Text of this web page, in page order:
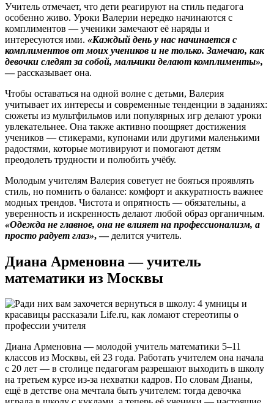
Учитель отмечает, что дети реагируют на стиль педагога
особенно живо. Уроки Валерии нередко начинаются с
комплиментов — ученики замечают её наряды и
интересуются ими. «Каждый день у нас начинается с
комплиментов от моих учеников и не только. Замечаю, как
девочки следят за собой, мальчики делают комплименты»,
—рассказывает она.
Чтобы оставаться на одной волне с детьми, Валерия
учитывает их интересы и современные тенденции в заданиях:
сюжеты из мультфильмов или популярных игр делают уроки
увлекательнее. Она также активно поощряет достижения
учеников — стикерами, купонами или другими маленькими
радостями, которые мотивируют и помогают детям
преодолеть трудности и полюбить учёбу.
Молодым учителям Валерия советует не бояться проявлять
стиль, но помнить о балансе: комфорт и аккуратность важнее
модных трендов. Чистота и опрятность — обязательны, а
уверенность и искренность делают любой образ органичным.
«Одежда не главное, она не влияет на профессионализм, а
просто радует глаз», —делится учитель.
Диана Арменовна — учитель
математики из Москвы
Диана Арменовна — молодой учитель математики 5–11
классов из Москвы, ей 23 года. Работать учителем она начала
с 20 лет — в столице педагогам разрешают выходить в школу
на третьем курсе из-за нехватки кадров. По словам Дианы,
ещё в детстве она мечтала быть учителем: тогда девочка